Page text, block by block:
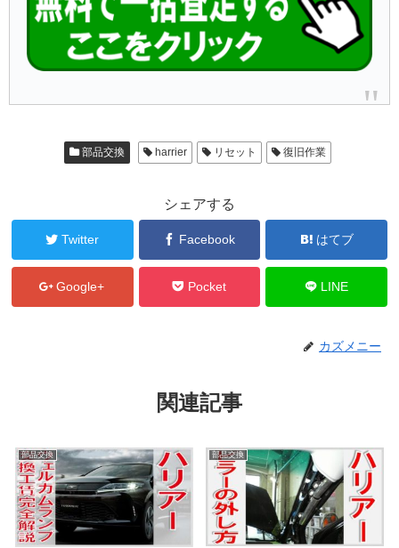
部品交換 harrier リセット 復旧作業
シェアする
Twitter Facebook はてブ
Google+ Pocket LINE
カズメニー
関連記事
部品交換 部品交換